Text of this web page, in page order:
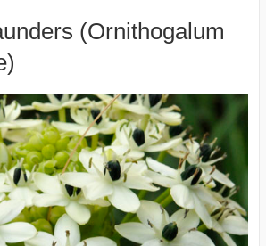
(Ornithogalum